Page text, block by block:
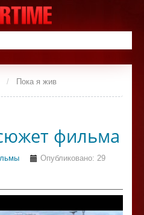
/ Пока я жив
фильма
Опубликовано: 29